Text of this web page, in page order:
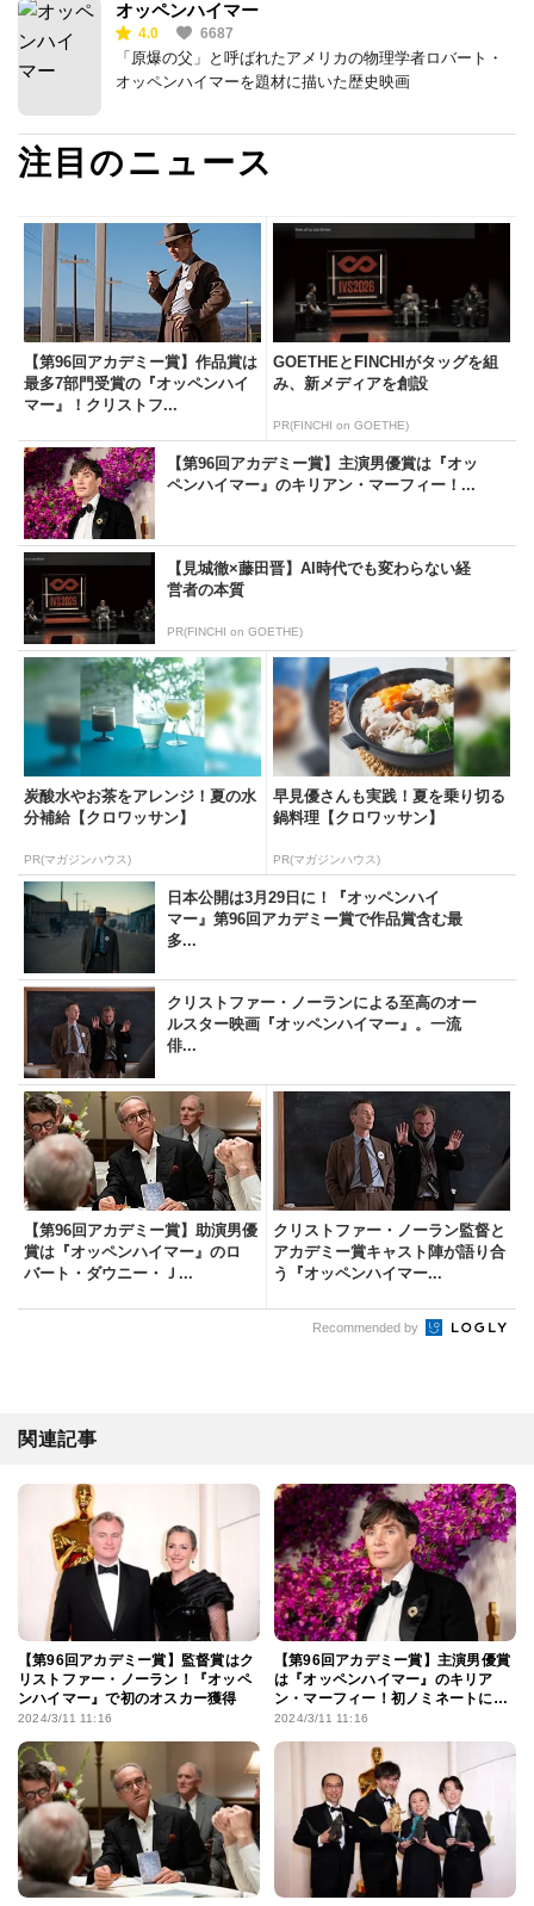
オッペンハイマー
4.0 6687
「原爆の父」と呼ばれたアメリカの物理学者ロバート・
オッペンハイマーを題材に描いた歴史映画
注目のニュース
【第96回アカデミー賞】作品賞は
最多7部門受賞の『オッペンハイ
マー』！クリストフ...
GOETHEとFINCHIがタッグを組
み、新メディアを創設
PR(FINCHI on GOETHE)
【第96回アカデミー賞】主演男優賞は『オッ
ペンハイマー』のキリアン・マーフィー！...
【見城徹×藤田晋】AI時代でも変わらない経
営者の本質
PR(FINCHI on GOETHE)
炭酸水やお茶をアレンジ！夏の水
分補給【クロワッサン】
PR(マガジンハウス)
早見優さんも実践！夏を乗り切る
鍋料理【クロワッサン】
PR(マガジンハウス)
日本公開は3月29日に！『オッペンハイ
マー』第96回アカデミー賞で作品賞含む最
多...
クリストファー・ノーランによる至高のオー
ルスター映画『オッペンハイマー』。一流
俳...
【第96回アカデミー賞】助演男優
賞は『オッペンハイマー』のロ
バート・ダウニー・Ｊ...
クリストファー・ノーラン監督と
アカデミー賞キャスト陣が語り合
う『オッペンハイマー...
Recommended by
関連記事
【第96回アカデミー賞】監督賞はク
リストファー・ノーラン！『オッペ
ンハイマー』で初のオスカー獲得
2024/3/11 11:16
【第96回アカデミー賞】主演男優賞
は『オッペンハイマー』のキリア
ン・マーフィー！初ノミネートにし
て初受賞
2024/3/11 11:16